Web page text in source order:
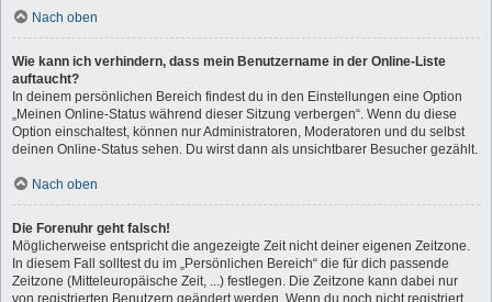
Nach oben
Wie kann ich verhindern, dass mein Benutzername in der Online-Liste
auftaucht?
In deinem persönlichen Bereich findest du in den Einstellungen eine Option
„Meinen Online-Status während dieser Sitzung verbergen“. Wenn du diese
Option einschaltest, können nur Administratoren, Moderatoren und du selbst
deinen Online-Status sehen. Du wirst dann als unsichtbarer Besucher gezählt.
Nach oben
Die Forenuhr geht falsch!
Möglicherweise entspricht die angezeigte Zeit nicht deiner eigenen Zeitzone.
In diesem Fall solltest du im „Persönlichen Bereich“ die für dich passende
Zeitzone (Mitteleuropäische Zeit, ...) festlegen. Die Zeitzone kann dabei nur
von registrierten Benutzern geändert werden. Wenn du noch nicht registriert